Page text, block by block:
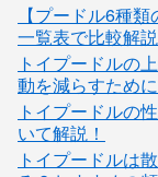
【プードル6種
一覧表で比較解説
トイプードルの
動を減らすため
トイプードルの
いて解説！
トイプードルは